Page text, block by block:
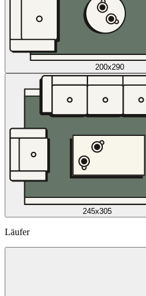
200x290
245x305
Läufer